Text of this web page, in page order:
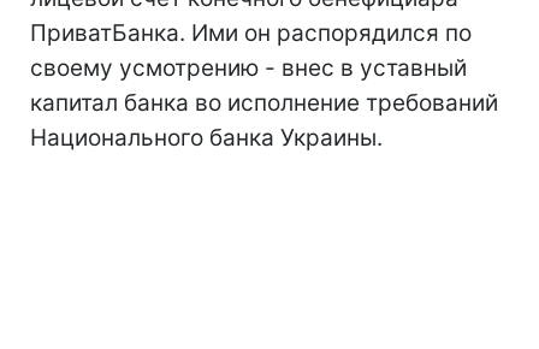
ПриватБанка. Ими он распорядился по
своему усмотрению - внес в уставный
капитал банка во исполнение требований
Национального банка Украины.